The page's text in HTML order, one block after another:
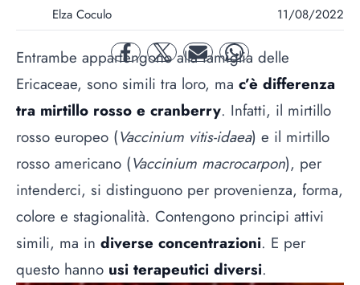
Elza Coculo 11/08/2022
facebooktwitter mail whatsapp
Entrambe appartengono alla famiglia delle
Ericaceae, sono simili tra loro, ma c’è differenza
tra mirtillo rosso e cranberry. Infatti, il mirtillo
rosso europeo (Vaccinium vitis-idaea) e il mirtillo
rosso americano (Vaccinium macrocarpon), per
intenderci, si distinguono per provenienza, forma,
colore e stagionalità. Contengono principi attivi
simili, ma in diverse concentrazioni. E per
questo hanno usi terapeutici diversi.